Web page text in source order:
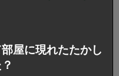
屋に現れたたかし